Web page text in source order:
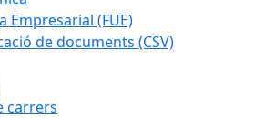
Empresarial (FUE)
de documents (CSV)
carrers